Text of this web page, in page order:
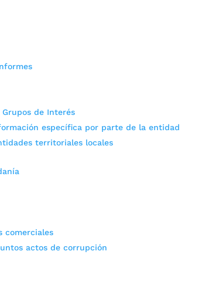
de Interés
específica por parte de la entidad
territoriales locales
comerciales
actos de corrupción